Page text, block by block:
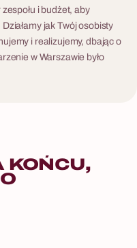
i budżet, aby
jak Twój osobisty
i realizujemy, dbając o
w Warszawie było
KOŃCU,